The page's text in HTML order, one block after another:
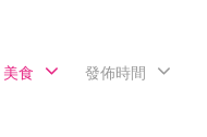
美食 發佈時間